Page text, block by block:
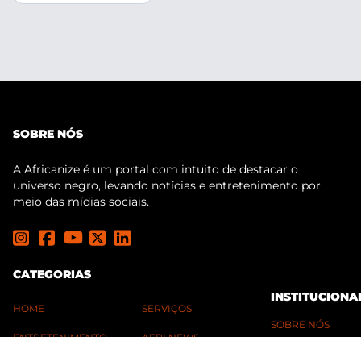
SOBRE NÓS
A Africanize é um portal com intuito de destacar o
universo negro, levando notícias e entretenimento por
meio das mídias sociais.
CATEGORIAS
HOME SERVIÇOS
SOBRE NÓS